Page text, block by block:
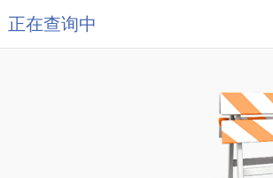
正在查询中